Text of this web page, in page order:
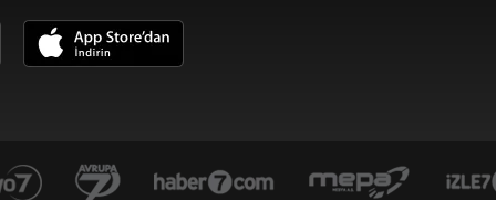
yasemin.com